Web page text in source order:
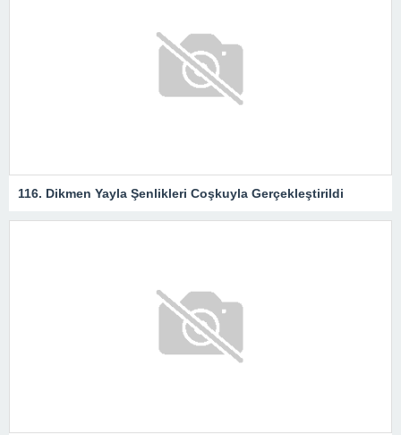
116. Dikmen Yayla Şenlikleri Coşkuyla Gerçekleştirildi